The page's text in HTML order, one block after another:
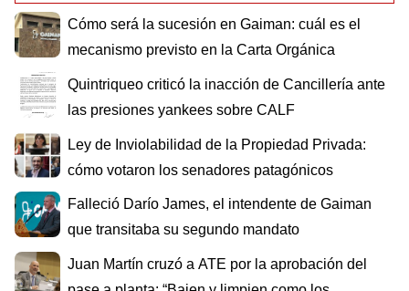
Cómo será la sucesión en Gaiman: cuál es el
mecanismo previsto en la Carta Orgánica
Quintriqueo criticó la inacción de Cancillería ante
las presiones yankees sobre CALF
Ley de Inviolabilidad de la Propiedad Privada:
cómo votaron los senadores patagónicos
Falleció Darío James, el intendente de Gaiman
que transitaba su segundo mandato
Juan Martín cruzó a ATE por la aprobación del